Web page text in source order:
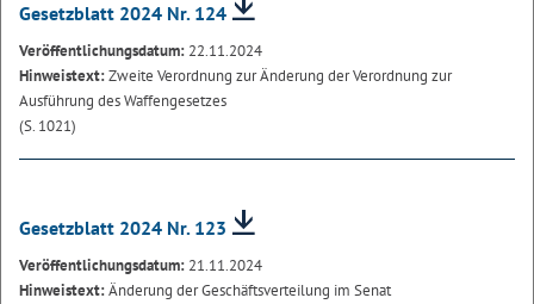
Gesetzblatt 2024 Nr. 124
Veröffentlichungsdatum: 22.11.2024
Hinweistext:Zweite Verordnung zur Änderung der Verordnung zur
Ausführung des Waffengesetzes
(S. 1021)
Gesetzblatt 2024 Nr. 123
Veröffentlichungsdatum: 21.11.2024
Hinweistext:Änderung der Geschäftsverteilung im Senat